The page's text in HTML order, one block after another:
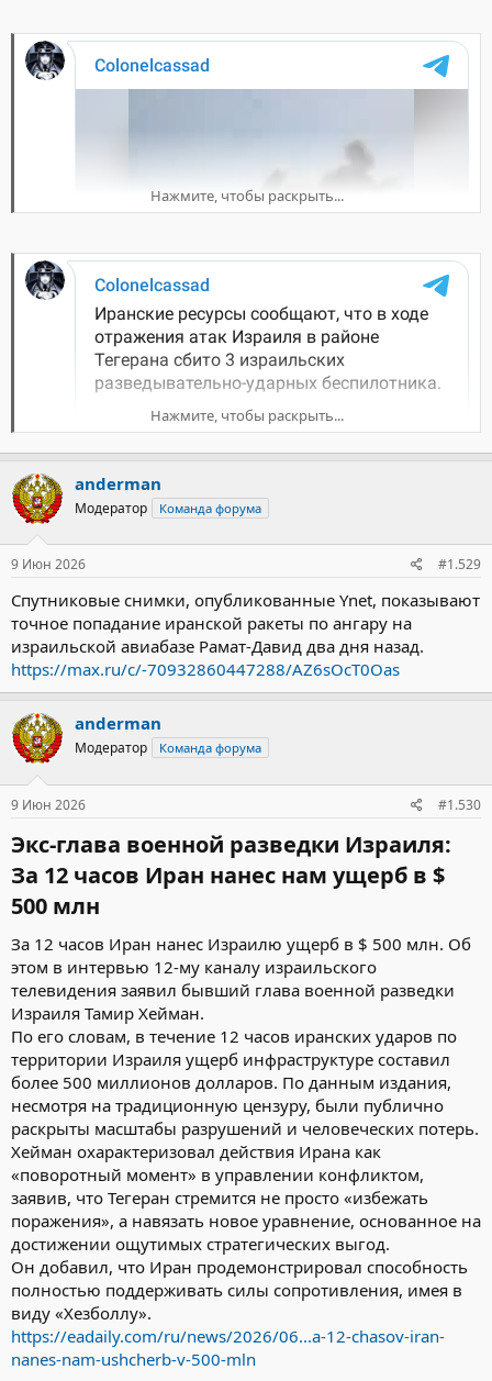
Нажмите, чтобы раскрыть...
Нажмите, чтобы раскрыть...
anderman
Модератор Команда форума
9 Июн 2026 #1.529
Спутниковые снимки, опубликованные Ynet, показывают
точное попадание иранской ракеты по ангару на
израильской авиабазе Рамат-Давид два дня назад.
https://max.ru/c/-70932860447288/AZ6sOcT0Oas
anderman
Модератор Команда форума
9 Июн 2026 #1.530
Экс-глава военной разведки Израиля:
За 12 часов Иран нанес нам ущерб в $
500 млн​
За 12 часов Иран нанес Израилю ущерб в $ 500 млн. Об
этом в интервью 12-му каналу израильского
телевидения заявил бывший глава военной разведки
Израиля Тамир Хейман.
По его словам, в течение 12 часов иранских ударов по
территории Израиля ущерб инфраструктуре составил
более 500 миллионов долларов. По данным издания,
несмотря на традиционную цензуру, были публично
раскрыты масштабы разрушений и человеческих потерь.
Хейман охарактеризовал действия Ирана как
«поворотный момент» в управлении конфликтом,
заявив, что Тегеран стремится не просто «избежать
поражения», а навязать новое уравнение, основанное на
достижении ощутимых стратегических выгод.
Он добавил, что Иран продемонстрировал способность
полностью поддерживать силы сопротивления, имея в
виду «Хезболлу».
https://eadaily.com/ru/news/2026/06...a-12-chasov-iran-
nanes-nam-ushcherb-v-500-mln